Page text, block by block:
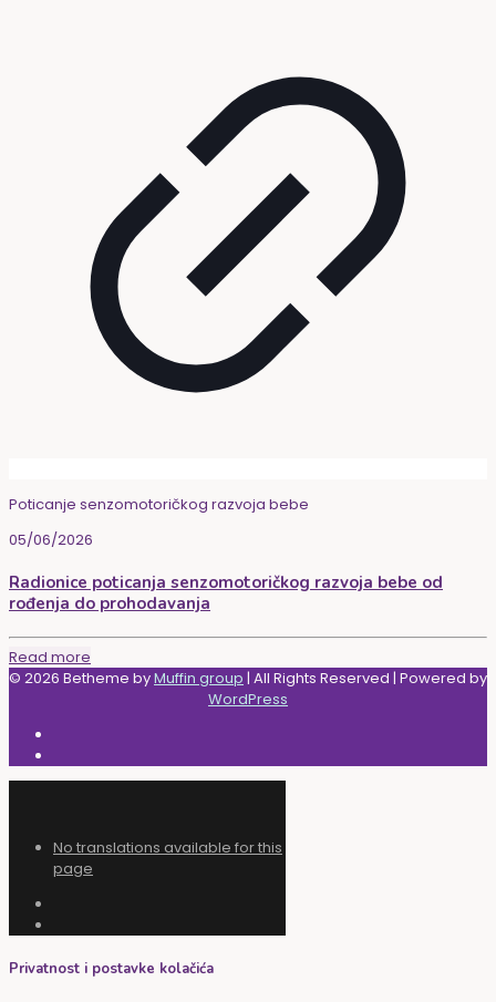
Poticanje senzomotoričkog razvoja bebe
05/06/2026
Radionice poticanja senzomotoričkog razvoja bebe od
rođenja do prohodavanja
Read more
© 2026 Betheme byMuffin group | All Rights Reserved | Powered by
WordPress
No translations available for this
page
Privatnost i postavke kolačića